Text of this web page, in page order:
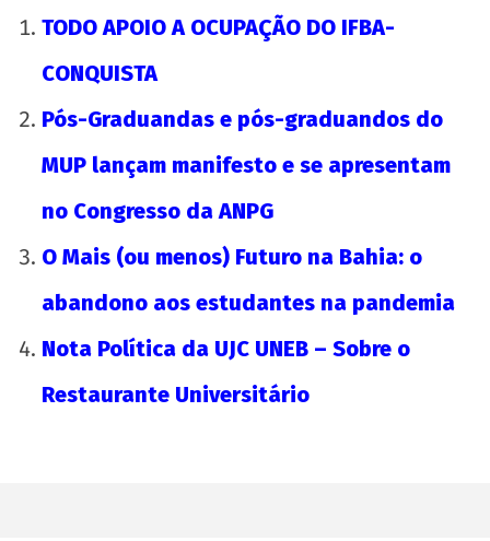
TODO APOIO A OCUPAÇÃO DO IFBA-
CONQUISTA
Pós-Graduandas e pós-graduandos do
MUP lançam manifesto e se apresentam
no Congresso da ANPG
O Mais (ou menos) Futuro na Bahia: o
abandono aos estudantes na pandemia
Nota Política da UJC UNEB – Sobre o
Restaurante Universitário